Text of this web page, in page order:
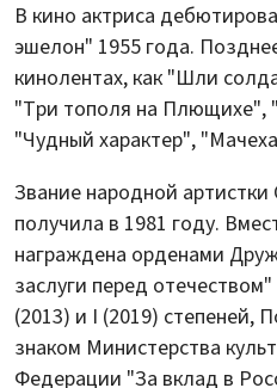
В кино актриса
эшелон" 1955 года.
кинолентах, как "Шли
"Три тополя на Плющихе",
"Чудный характер",
Звание народной
получила в 1981 году.
награждена орденами
заслуги перед
(2013) и I (2019) степеней,
знаком Министерства
Федерации "За вклад в